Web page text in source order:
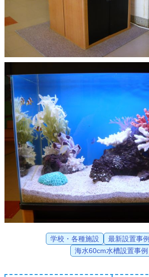
学校・各種施設 最新設置事例
海水60cm水槽設置事例